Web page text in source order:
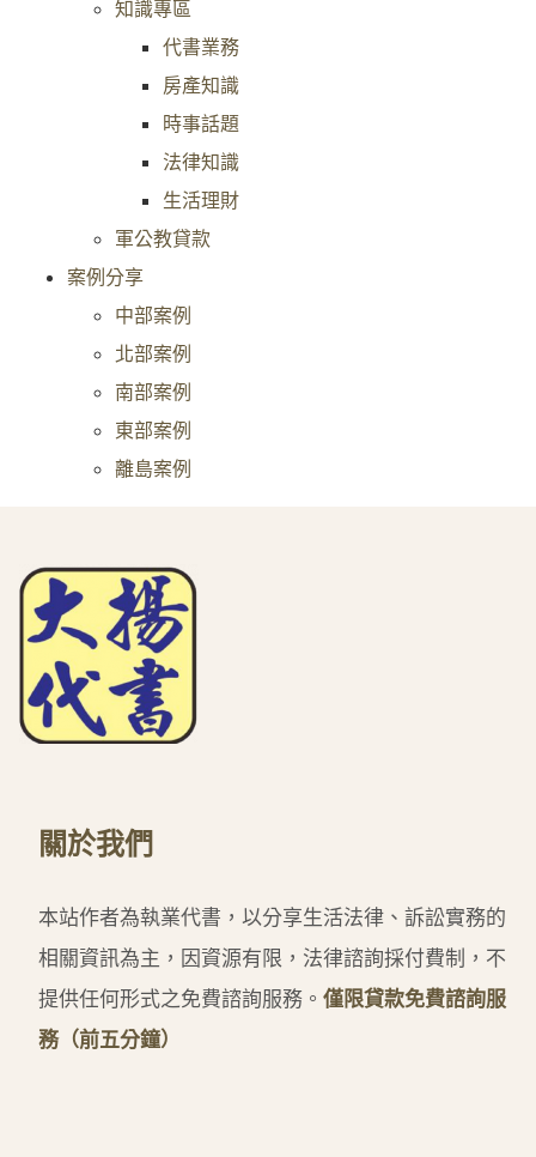
知識專區
代書業務
房產知識
時事話題
法律知識
生活理財
軍公教貸款
案例分享
中部案例
北部案例
南部案例
東部案例
離島案例
關於我們
本站作者為執業代書，以分享生活法律、訴訟實務的
相關資訊為主，因資源有限，法律諮詢採付費制，不
提供任何形式之免費諮詢服務。 僅限貸款免費諮詢服
務（前五分鐘）